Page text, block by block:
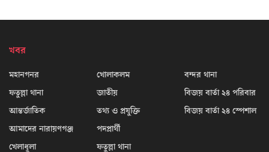
খবর
মহানগনর
ফতুল্লা থানা
আন্তর্জাতিক
আমাদের নারায়ণগঞ্জ
খেলাধূলা
খোলাকলম
জাতীয়
তথ্য ও প্রযুক্তি
পদপ্রার্থী
ফতুল্লা থানা
বন্দর থানা
বিজয় বার্তা ২৪ পরিবার
বিজয় বার্তা ২৪ স্পেশাল